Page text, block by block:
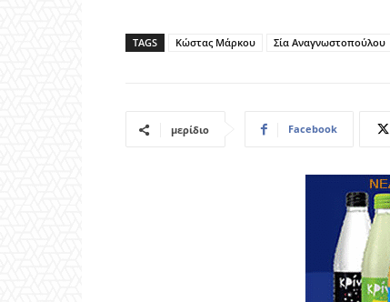
TAGS Κώστας Μάρκου Σία Αναγνωστοπούλου
μερίδιο Facebook